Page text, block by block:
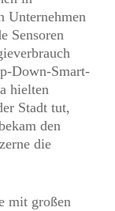
Unternehmen
Sensoren
Down-Smart-
hielten
Stadt tut,
den
die
mit großen